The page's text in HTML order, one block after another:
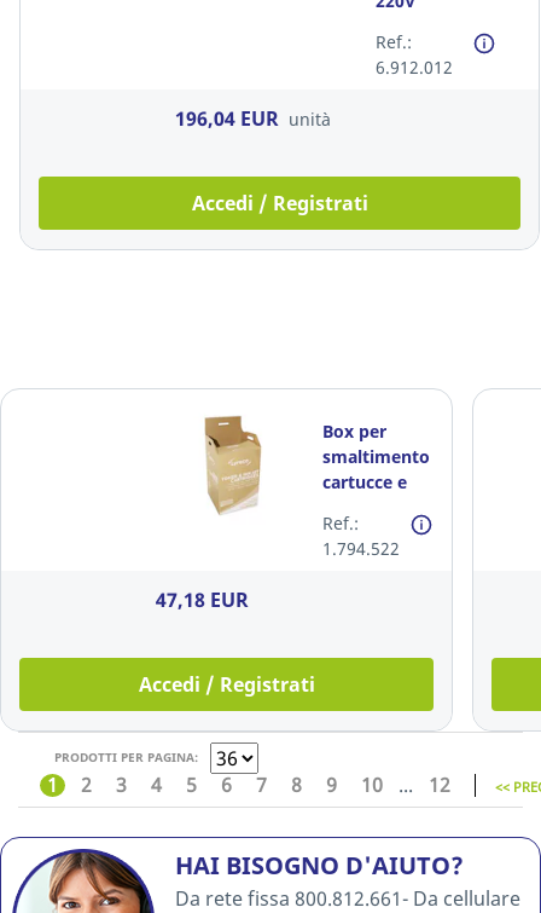
Ref.:
6.912.012
196,04 EUR unità
Accedi / Registrati
Box per
smaltimento
cartucce e
Ref.:
1.794.522
47,18 EUR
Accedi / Registrati
PRODOTTI PER PAGINA:
1 2 3 4 5 6 7 8 9 10 ... 12 <<
HAI BISOGNO D'AIUTO?
Da rete fissa 800.812.661- Da cellulare